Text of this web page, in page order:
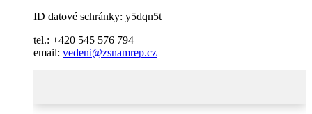
ID datové schránky: y5dqn5t
tel.: +420 545 576 794
email: vedeni@zsnamrep.cz